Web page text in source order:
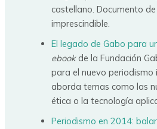
castellano. Documento
imprescindible.
El legado de Gabo para
ebookde la Fundación
para el nuevo periodismo
aborda temas como las
ética o la tecnología
Periodismo en 2014: